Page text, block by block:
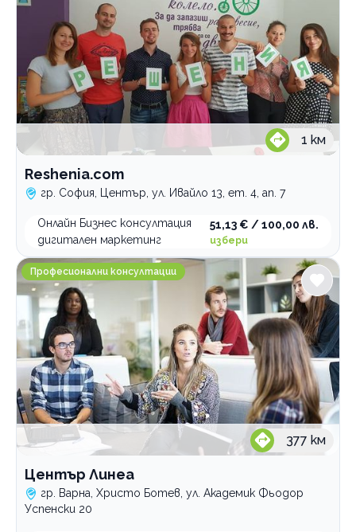
1 км
Reshenia.com
гр. София, Център, ул. Ивайло 13, ет. 4, ап. 7
Онлайн Бизнес консултация
дигитален маркетинг
51,13 € / 100,00 лв.
избери
Център Линеа
Професионални консултации
377 км
Център Линеа
гр. Варна, Христо Ботев, ул. Академик Фьодор
Успенски 20